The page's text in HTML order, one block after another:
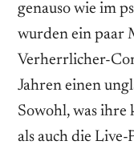
genauso wie im
wurden ein paar
Verherrlicher-
Jahren einen
Sowohl, was
als auch die Live-